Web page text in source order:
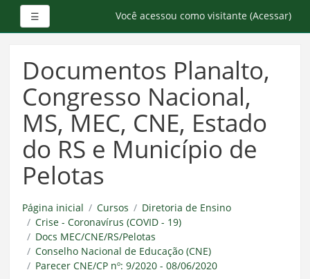
principal
☰ Você acessou como visitante (Acessar)
Documentos Planalto,
Congresso Nacional,
MS, MEC, CNE, Estado
do RS e Município de
Pelotas
Página inicial Cursos
Diretoria de Ensino
Crise - Coronavírus (COVID - 19)
Docs MEC/CNE/RS/Pelotas
Conselho Nacional de Educação (CNE)
Parecer CNE/CP nº: 9/2020 - 08/06/2020